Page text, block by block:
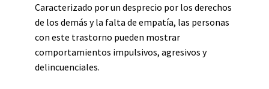
Caracterizado por un desprecio por los derechos
de los demás y la falta de empatía, las personas
con este trastorno pueden mostrar
comportamientos impulsivos, agresivos y
delincuenciales.